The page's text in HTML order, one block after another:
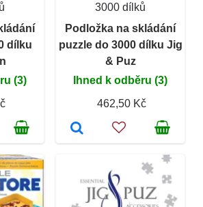
dílku
(3)
3000 dílků
Podložka na skládání
puzzle do 3000 dílku Jig
& Puz
Ihned k odběru (3)
462,50 Kč